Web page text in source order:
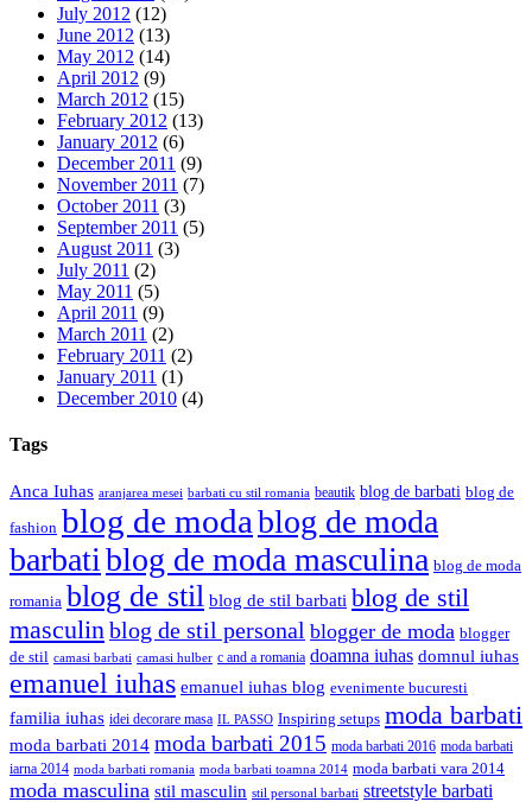
July 2012 (12)
June 2012 (13)
May 2012 (14)
April 2012 (9)
March 2012 (15)
February 2012 (13)
January 2012 (6)
December 2011 (9)
November 2011 (7)
October 2011 (3)
September 2011 (5)
August 2011 (3)
July 2011 (2)
May 2011 (5)
April 2011 (9)
March 2011 (2)
February 2011 (2)
January 2011 (1)
December 2010 (4)
Tags
Anca Iuhas aranjarea mesei barbati cu stil romania beautik blog de barbati blog de
fashion blog de modablog de moda
barbatiblog de moda masculina blog de moda
romania blog de stil blog de stil barbati blog de stil
masculinblog de stil personal blogger de moda blogger
de stil camasi barbati camasi hulber c and a romania doamna iuhas domnul iuhas
emanuel iuhas emanuel iuhas blog evenimente bucuresti
familia iuhas idei decorare masa IL PASSO Inspiring setups moda barbati
moda barbati 2014 moda barbati 2015 moda barbati 2016 moda barbati
iarna 2014 moda barbati romania moda barbati toamna 2014 moda barbati vara 2014
moda masculina stil masculin stil personal barbati streetstyle barbati